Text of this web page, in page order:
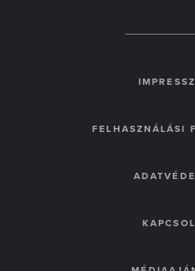
FELHASZNÁLÁSI